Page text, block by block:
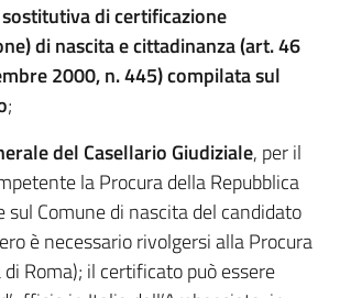
di certificazione
di nascita e cittadinanza (art. 46
2000, n. 445) compilata sul
;
del Casellario Giudiziale, per il
la Procura della Repubblica
sul Comune di nascita del candidato
è necessario rivolgersi alla Procura
Roma); il certificato può essere